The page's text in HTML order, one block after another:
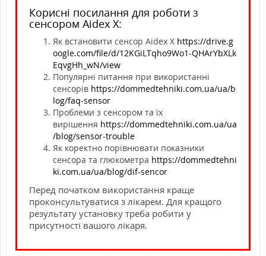
Корисні посилання для роботи з
сенсором Aidex X:
Як встановити сенсор Aidex X https://drive.g
oogle.com/file/d/12KGiLTqho9Wo1-QHArYbXLk
EqvgHh_wN/view
Популярні питання при використанні
сенсорів https://dommedtehniki.com.ua/ua/b
log/faq-sensor
Проблеми з сенсором та їх
вирішення https://dommedtehniki.com.ua/ua
/blog/sensor-trouble
Як коректно порівнювати показники
сенсора та глюкометра https://dommedtehni
ki.com.ua/ua/blog/dif-sencor
Перед початком використання краще
проконсультуватися з лікарем. Для кращого
результату установку треба робити у
присутності вашого лікаря.